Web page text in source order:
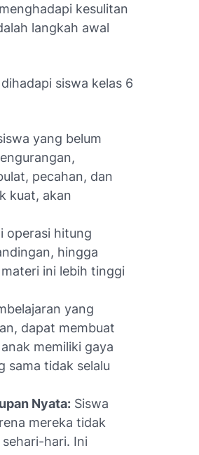
kesulitan
langkah awal
siswa kelas 6
yang belum
pecahan, dan
kuat, akan
operasi hitung
hingga
ini lebih tinggi
yang
dapat membuat
memiliki gaya
sama tidak selalu
Nyata: Siswa
mereka tidak
hari. Ini